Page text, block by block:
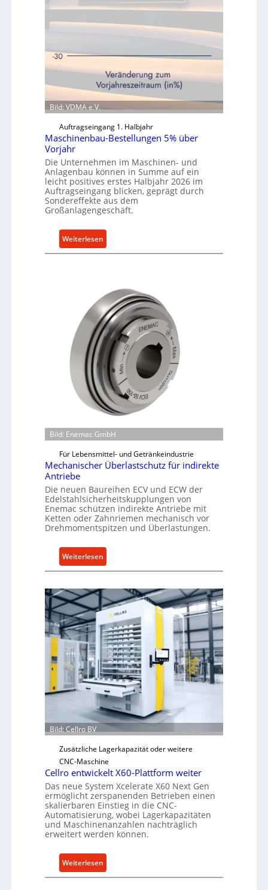
u
n
t
s
p
a
n
t
s
i
c
h
i
m
J
Bild: VDMA e.V.
Auftragseingang 1. Halbjahr
Maschinenbau-Bestellungen 5% über
Vorjahr
Die Unternehmen im Maschinen- und
Anlagenbau können in Summe auf ein
leicht positives erstes Halbjahr 2026 im
Auftragseingang blicken, geprägt durch
Sondereffekte aus dem
Großanlagengeschäft.
Weiterlesen:
M
h
i
n
e
n
b
a
u
-
B
e
s
t
e
l
u
n
g
5
ü
b
r
V
r
j
a
r
Bild: Enemac GmbH
Für Lebensmittel- und Getränkeindustrie
Mechanischer Überlastschutz für indirekte
Antriebe
Die neuen Baureihen ECV und ECW der
Edelstahlsicherheitskupplungen von
Enemac schützen indirekte Antriebe mit
Ketten oder Zahnriemen mechanisch vor
Drehmomentspitzen und Überlastungen.
Weiterlesen:
M
c
h
n
i
s
c
h
e
r
Ü
b
l
a
s
t
s
c
u
t
Bild: Cellro BV
Zusätzliche Lagerkapazität oder weitere
CNC-Maschine
Cellro entwickelt X60-Plattform weiter
Das neue System Xcelerate X60 Next Gen
ermöglicht zerspanenden Betrieben einen
skalierbaren Einstieg in die CNC-
Automatisierung, wobei Lagerkapazitäten
und Maschinenanzahlen nachträglich
erweitert werden können.
Weiterlesen:
C